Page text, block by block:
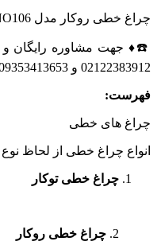
چراغ خطی روکار مدل NO106
☎️♦️ جهت مشاوره رایگان و
02122383912 و 09353413653 تماس حاصل نمایید.
فهرست:
چراغ های خطی
انواع چراغ خطی از لحاظ
چراغ خطی توکار
2. چراغ خطی روکار